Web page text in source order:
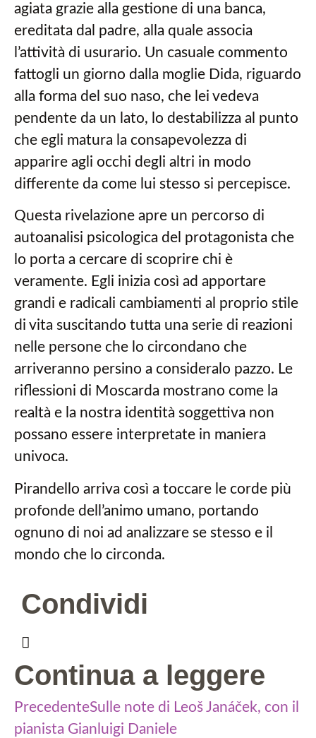
agiata grazie alla gestione di una banca,
ereditata dal padre, alla quale associa
l’attività di usurario. Un casuale commento
fattogli un giorno dalla moglie Dida, riguardo
alla forma del suo naso, che lei vedeva
pendente da un lato, lo destabilizza al punto
che egli matura la consapevolezza di
apparire agli occhi degli altri in modo
differente da come lui stesso si percepisce.
Questa rivelazione apre un percorso di
autoanalisi psicologica del protagonista che
lo porta a cercare di scoprire chi è
veramente. Egli inizia così ad apportare
grandi e radicali cambiamenti al proprio stile
di vita suscitando tutta una serie di reazioni
nelle persone che lo circondano che
arriveranno persino a consideralo pazzo. Le
riflessioni di Moscarda mostrano come la
realtà e la nostra identità soggettiva non
possano essere interpretate in maniera
univoca.
Pirandello arriva così a toccare le corde più
profonde dell’animo umano, portando
ognuno di noi ad analizzare se stesso e il
mondo che lo circonda.
Condividi
Continua a leggere
PrecedenteSulle note di Leoš Janáček, con il
pianista Gianluigi Daniele